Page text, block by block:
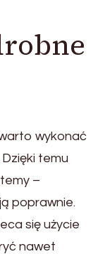
wykonać
temu
–
poprawnie.
się użycie
nawet